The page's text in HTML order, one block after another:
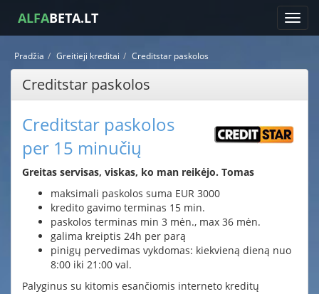
ALFABETA.LT
Pradžia Greitieji kreditai Creditstar paskolos
Creditstar paskolos
Creditstar paskolos
per 15 minučių
Greitas servisas, viskas, ko man reikėjo. Tomas
maksimali paskolos suma EUR 3000
kredito gavimo terminas 15 min.
paskolos terminas min 3 mėn., max 36 mėn.
galima kreiptis 24h per parą
pinigų pervedimas vykdomas: kiekvieną dieną nuo
8:00 iki 21:00 val.
Palyginus su kitomis esančiomis interneto kreditų